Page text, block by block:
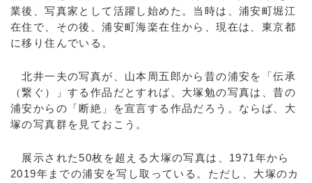
業後、写真家として活躍し始めた。当時は、浦安町堀江
在住で、その後、浦安町海楽在住から、現在は、東京都
に移り住んでいる。
北井一夫の写真が、山本周五郎から昔の浦安を「伝承
（繋ぐ）」する作品だとすれば、大塚勉の写真は、昔の
浦安からの「断絶」を宣言する作品だろう。ならば、大
塚の写真群を見ておこう。
展示された50枚を超える大塚の写真は、1971年から
2019年までの浦安を写し取っている。ただし、大塚のカ